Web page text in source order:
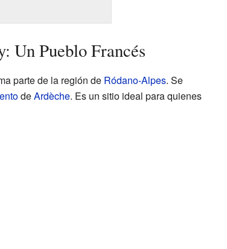
Un Pueblo Francés
parte de la región de Ródano-Alpes. Se
deArdèche. Es un sitio ideal para quienes